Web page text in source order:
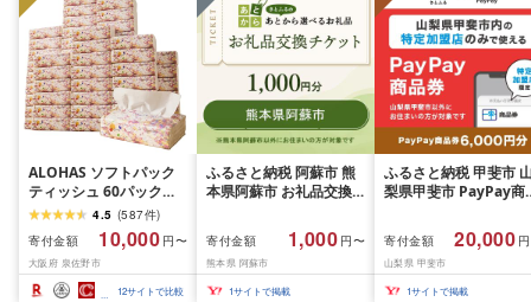
ALOHAS ソフトパック
ティッシュ 60パック
×400枚(200組) 日用品
必需品 常備品 まとめ買
い 備蓄 防災
4.5 (587件)
寄付金額
10,000 円〜
大阪府 泉佐野市
12サイトで比較
ふるさと納税 阿蘇市 熊
本県阿蘇市 お礼品交換
寄付金額 1,000 円〜
熊本県 阿蘇市
1サイトで掲載
ふるさと納税 甲斐市
梨県甲斐市 PayPay商
一部の加盟店のみで利
可
寄付金額 20,000
山梨県 甲斐市
1サイトで掲載